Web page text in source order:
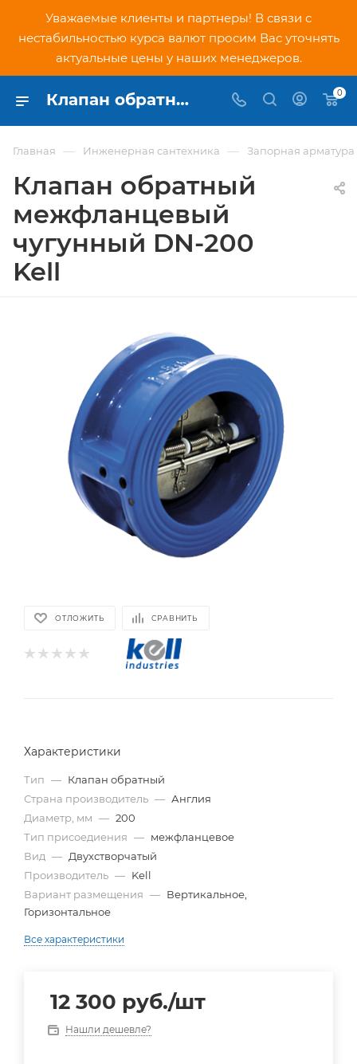
Уважаемые клиенты и партнеры! В связи с
нестабильностью курса валют просим Вас уточнять
актуальные цены у наших менеджеров.
Клапан обратный межфланцевый чугунный DN-200 Kell - купить по низкой цене в Москве, интернет-магазин PNDtech.ru 0
Главная — Инженерная сантехника — Запорная арматура
Клапан обратный
межфланцевый
чугунный DN-200
Kell
ОТЛОЖИТЬ СРАВНИТЬ
Характеристики
Тип — Клапан обратный
Страна производитель — Англия
Диаметр, мм — 200
Тип присоедиения — межфланцевое
Вид — Двухстворчатый
Производитель — Kell
Вариант размещения — Вертикальное,
Горизонтальное
Все характеристики
12 300 руб./шт
Нашли дешевле?